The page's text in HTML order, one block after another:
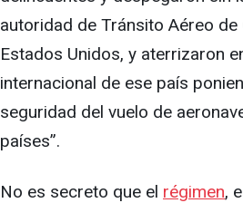
autoridad de Tránsito Aéreo de
Estados Unidos, y aterrizaron
internacional de ese país
seguridad del vuelo de
países”.
No es secreto que el régimen,